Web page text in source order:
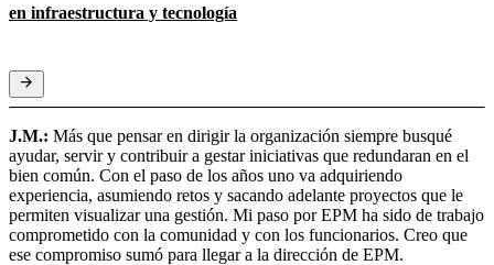
en infraestructura y tecnología
J.M.: Más que pensar en dirigir la organización siempre busqué
ayudar, servir y contribuir a gestar iniciativas que redundaran en el
bien común. Con el paso de los años uno va adquiriendo
experiencia, asumiendo retos y sacando adelante proyectos que le
permiten visualizar una gestión. Mi paso por EPM ha sido de trabajo
comprometido con la comunidad y con los funcionarios. Creo que
ese compromiso sumó para llegar a la dirección de EPM.